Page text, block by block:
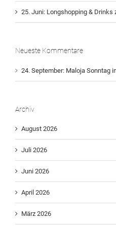
25. Juni: Longshopping & Drinks
Neueste Kommentare
24. September: Maloja Sonntag
Archiv
August 2026
Juli 2026
Juni 2026
April 2026
März 2026